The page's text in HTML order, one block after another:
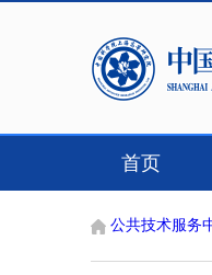
首页
联系我们
公共技术服务